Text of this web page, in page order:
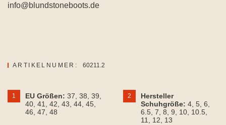
info@blundstoneboots.de
ARTIKELNUMER: 60211.2
1 EU Größen: 37 , 38 , 39
40 , 41 , 42 , 43 , 44 , 45
46 , 47 , 48
2
Hersteller
Schuhgröße: 4 , 5 , 6
6.5 , 7 , 8 , 9 , 10 , 10.5
11
, 12 , 13